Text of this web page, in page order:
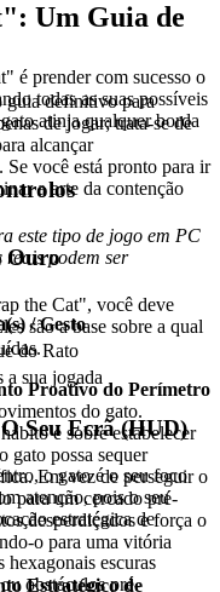
é prender com sucesso o
todas as suas possíveis
atinja qualquer borda
este tipo de jogo em PC
podem ser
/ Gesto
do Rato
a sua jogada
Seu Ecrã (HUD)
o gato é o seu foco
atenção, pois o seu
estratégica de
hexagonais escuras
obstáculos pré-
Um Guia de
guia definitivo para
de jogar; trata-se de
alcançar
Se você está pronto para ir
a arte da contenção
Ouro
the Cat", você deve
são a base sobre a qual
Proativo do Perímetro
do gato.
é sobre estabelecer
gato possa sequer
Em vez de perseguir o
para um cercado pré-
desperdiçados e força o
o para uma vitória
Estratégico de